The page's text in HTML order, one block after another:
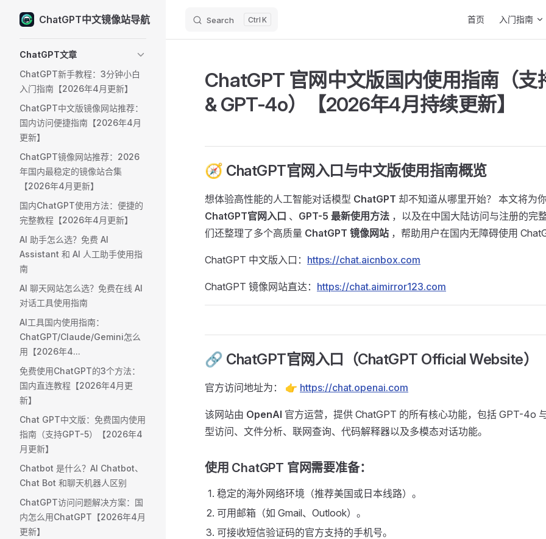
Skip to content
ChatGPT中文镜像站导航 Search K 首页 入门指南
ChatGPT文章
ChatGPT新手教程：3分钟小白
入门指南【2026年4月更新】
ChatGPT中文版镜像网站推荐：
国内访问便捷指南【2026年4月
更新】
ChatGPT镜像网站推荐：2026
年国内最稳定的镜像站合集
【2026年4月更新】
国内ChatGPT使用方法：便捷的
完整教程【2026年4月更新】
AI 助手怎么选？免费 AI
Assistant 和 AI 人工助手使用指
南
AI 聊天网站怎么选？免费在线 AI
对话工具使用指南
AI工具国内使用指南：
ChatGPT/Claude/Gemini怎么
用【2026年4...
免费使用ChatGPT的3个方法：
国内直连教程【2026年4月更
新】
Chat GPT中文版：免费国内使用
指南（支持GPT-5）【2026年4
月更新】
Chatbot 是什么？AI Chatbot、
Chat Bot 和聊天机器人区别
ChatGPT访问问题解决方案：国
内怎么用ChatGPT【2026年4月
更新】
ChatGPT 官网中文版国内使用指南（支
& GPT-4o）【2026年4月持续更新】 ​
🧭 ChatGPT官网入口与中文版使用指南概览 ​
想体验高性能的人工智能对话模型 ChatGPT 却不知道从哪里开始？ 本文将为
ChatGPT官网入口 、 GPT-5 最新使用方法 ，以及在中国大陆访问与注册的完
们还整理了多个高质量 ChatGPT 镜像网站 ，帮助用户在国内无障碍使用
ChatGPT 中文版入口： https://chat.aicnbox.com
ChatGPT 镜像网站直达： https://chat.aimirror123.com
🔗 ChatGPT官网入口（ChatGPT Official Website） ​
官方访问地址为： 👉 https://chat.openai.com
该网站由 OpenAI 官方运营，提供 ChatGPT 的所有核心功能，包括 GPT-4o
型访问、文件分析、联网查询、代码解释器以及多模态对话功能。
使用 ChatGPT 官网需要准备： ​
稳定的海外网络环境（推荐美国或日本线路）。
可用邮箱（如 Gmail、Outlook）。
可接收短信验证码的官方支持的手机号。